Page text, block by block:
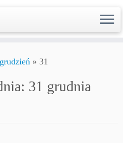
grudzień » 31
31 grudnia